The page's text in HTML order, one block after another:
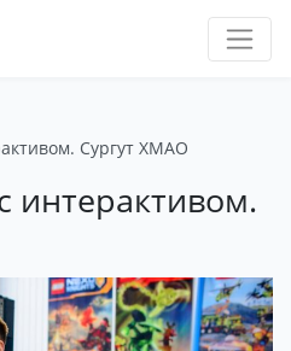
Сургут ХМАО
интерактивом.